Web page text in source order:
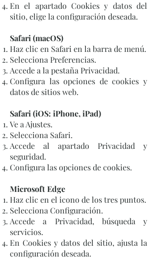
En el apartado Cookies y datos del
sitio, elige la configuración deseada.
Safari (macOS)
Haz clic en Safari en la barra de menú.
Selecciona Preferencias.
Accede a la pestaña Privacidad.
Configura las opciones de cookies y
datos de sitios web.
Safari (iOS: iPhone, iPad)
Ve a Ajustes.
Selecciona Safari.
Accede al apartado Privacidad y
seguridad.
Configura las opciones de cookies.
Microsoft Edge
Haz clic en el icono de los tres puntos.
Selecciona Configuración.
Accede a Privacidad, búsqueda y
servicios.
En Cookies y datos del sitio, ajusta la
configuración deseada.